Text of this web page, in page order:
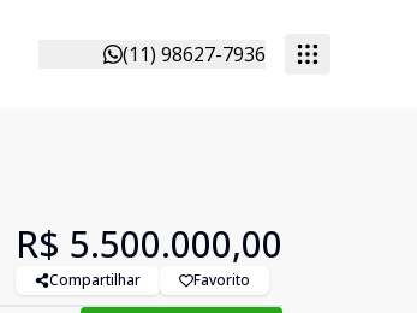
(11) 98627-7936
R$ 5.500.000,00
Compartilhar Favorito